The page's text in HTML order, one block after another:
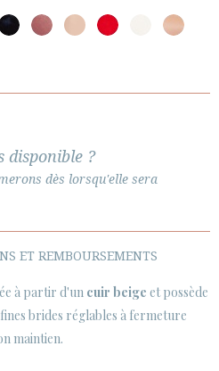
  
© 2026 PURA LOPEZ
disponible ?
dès lorsqu'elle sera
ET REMBOURSEMENTS
à partir d'un cuir beige et possède
brides réglables à fermeture
maintien.